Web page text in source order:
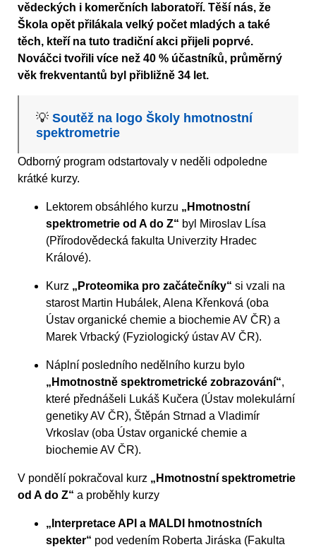
vědeckých i komerčních laboratoří. Těší nás, že
Škola opět přilákala velký počet mladých a také
těch, kteří na tuto tradiční akci přijeli poprvé.
Nováčci tvořili více než 40 % účastníků, průměrný
věk frekventantů byl přibližně 34 let.
💡Soutěž na logo Školy hmotnostní
spektrometrie
Odborný program odstartovaly v neděli odpoledne
krátké kurzy.
Lektorem obsáhlého kurzu „Hmotnostní
spektrometrie od A do Z“ byl Miroslav Lísa
(Přírodovědecká fakulta Univerzity Hradec
Králové).
Kurz „Proteomika pro začátečníky“ si vzali na
starost Martin Hubálek, Alena Křenková (oba
Ústav organické chemie a biochemie AV ČR) a
Marek Vrbacký (Fyziologický ústav AV ČR).
Náplní posledního nedělního kurzu bylo
„Hmotnostně spektrometrické zobrazování“,
které přednášeli Lukáš Kučera (Ústav molekulární
genetiky AV ČR), Štěpán Strnad a Vladimír
Vrkoslav (oba Ústav organické chemie a
biochemie AV ČR).
V pondělí pokračoval kurz „Hmotnostní spektrometrie
od A do Z“ a proběhly kurzy
„Interpretace API a MALDI hmotnostních
spekter“ pod vedením Roberta Jiráska (Fakulta